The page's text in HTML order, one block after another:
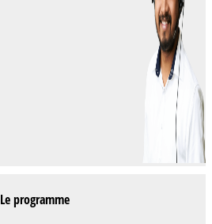
Le programme